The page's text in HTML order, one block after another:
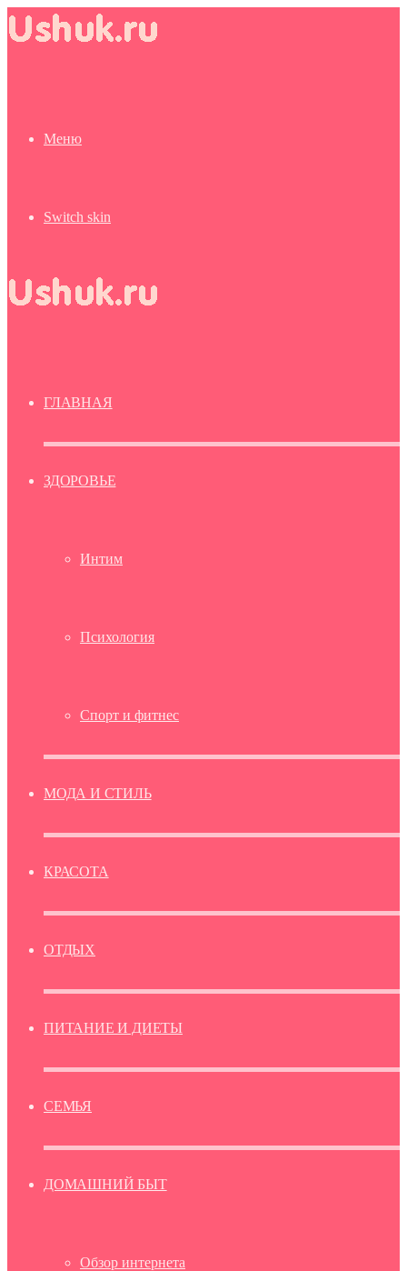
Меню
Switch skin
ГЛАВНАЯ
ЗДОРОВЬЕ
Интим
Психология
Спорт и фитнес
МОДА И СТИЛЬ
КРАСОТА
ОТДЫХ
ПИТАНИЕ И ДИЕТЫ
СЕМЬЯ
ДОМАШНИЙ БЫТ
Обзор интернета